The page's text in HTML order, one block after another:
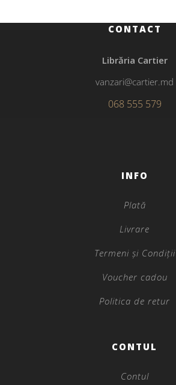
CONTACT
Librăria Cartier
vanzari@cartier.md
068 555 579
INFO
Plată
Livrare
Termeni și Condiții
Voucher cadou
Politica de retur
CONTUL
Contul